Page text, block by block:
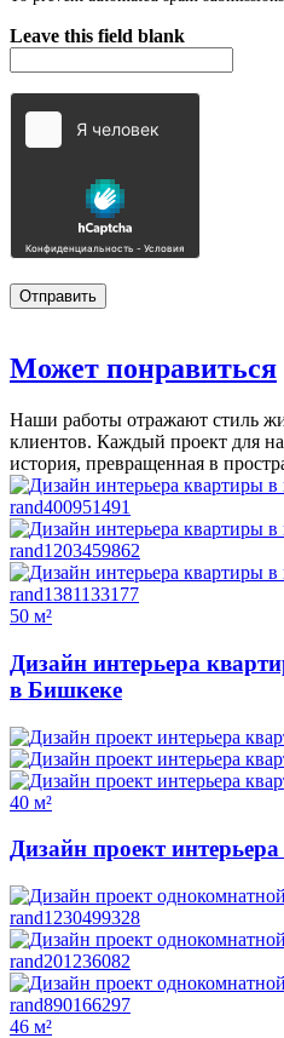
Leave this field blank
Может понравиться
Наши работы отражают стиль
клиентов. Каждый проект для
история, превращенная в
50 м²
Дизайн интерьера
в Бишкеке
40 м²
Дизайн проект
46 м²